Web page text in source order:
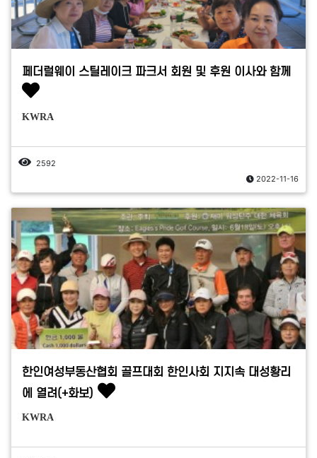
페더럴웨이 스틸레이크 파크서 회원 및 후원 이사와 함께
KWRA
2592
2022-11-16
한인여성부동산협회 골프대회 한인사회 지지속 대성황리
에 열려(+화보)
KWRA